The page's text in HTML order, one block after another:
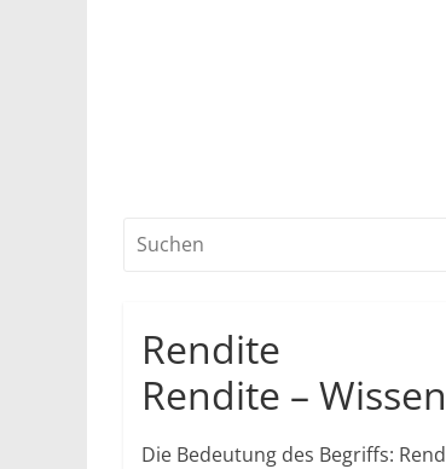
Rendite
Rendite –
Die Bedeutung des Begriffs: